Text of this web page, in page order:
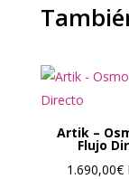
Artik –
Flujo
1.690,00€